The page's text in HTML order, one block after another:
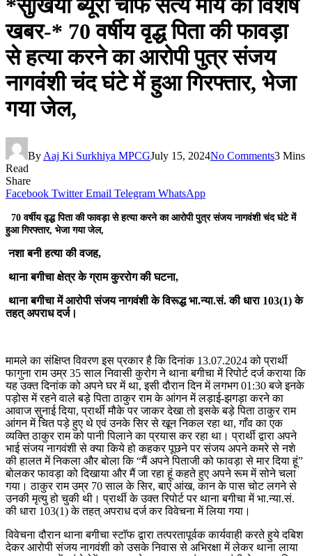
*सुर्खियां ब्यूरो चीफ सत्य मौर्य की विशेष
खबर-* 70 वर्षीय वृद्ध पिता की फावड़ा
से हत्या करने का आरोपी पुत्र संजय
नागवंशी चंद घंटे में हुआ गिरफ्तार, भेजा
गया जेल,
By Aaj Ki Surkhiya MPCGJuly 15, 2024No Comments3 Mins
Read
Share
Facebook Twitter Email Telegram WhatsApp
70 वर्षीय वृद्ध पिता की फावड़ा से हत्या करने का आरोपी पुत्र संजय नागवंशी चंद घंटे में
हुआ गिरफ्तार, भेजा गया जेल,
नशा बनी हत्या की वजह,
थाना बगीचा क्षेत्र के ग्राम कुररोग की घटना,
थाना बगीचा में आरोपी संजय नागवंशी के विरूद्ध भा.न्या.सं. की धारा 103(1) के
तहत् अपराध दर्ज।
मामले का संक्षिप्त विवरण इस प्रकार है कि दिनांक 13.07.2024 को प्रार्थी
फागुना राम उम्र 35 साल निवासी कुरोग ने थाना बगीचा में रिपोर्ट दर्ज कराया कि
यह उक्त दिनांक को अपने घर में था, इसी दौरान दिन में लगभग 01:30 बजे इनके
पड़ोस में रहने वाले बड़े पिता ठाकुर राम के आंगन में लड़ाई-झगड़ा करने का
आवाज सुनाई दिया, प्रार्थी मौके पर जाकर देखा तो इसके बड़े पिता ठाकुर राम
आंगन में चित पड़े हुए थे एवं उनके सिर से खून निकल रहा था, गाँव का एक
व्यक्ति ठाकुर राम को पानी पिलाने का प्रयास कर रहा था। प्रार्थी द्वारा अपने
भाई संजय नागवंशी से क्या किये हो कहकर पूछने पर संजय अपने कमरे से नशे
की हालत में निकला और बोला कि “मैं अपने पिताजी को फावड़ा से मार दिया हूं”
बोलकर फावड़ा को दिखाया और मैं जा रहा हूं कहते हुए अपने रूम में सोने चला
गया। ठाकुर राम उम्र 70 साल के सिर, बाएं आंख, कान के पास चोट लगने से
उनकी मृत्यु हो चुकी थी। प्रार्थी के उक्त रिपोर्ट पर थाना बगीचा में भा.न्या.सं.
की धारा 103(1) के तहत् अपराध दर्ज कर विवेचना में लिया गया।
विवेचना दौरान थाना बगीचा स्टाॅफ द्वारा तत्परतापूर्वक कार्यवाही करते हुये दबिश
देकर आरोपी संजय नागवंशी को उसके निवास से अभिरक्षा में लेकर थाना लाया